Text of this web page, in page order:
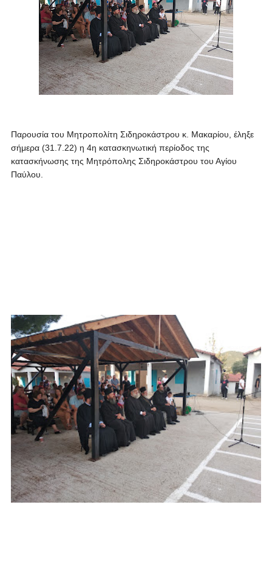
Παρουσία του Μητροπολίτη Σιδηροκάστρου κ. Μακαρίου, έληξε
σήμερα (31.7.22) η 4η κατασκηνωτική περίοδος της
κατασκήνωσης της Μητρόπολης Σιδηροκάστρου του Αγίου
Παύλου.